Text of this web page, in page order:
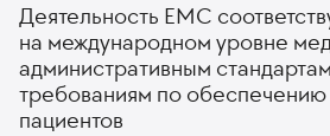
Деятельность ЕМС
на международном уровне
административным
требованиям по
пациентов